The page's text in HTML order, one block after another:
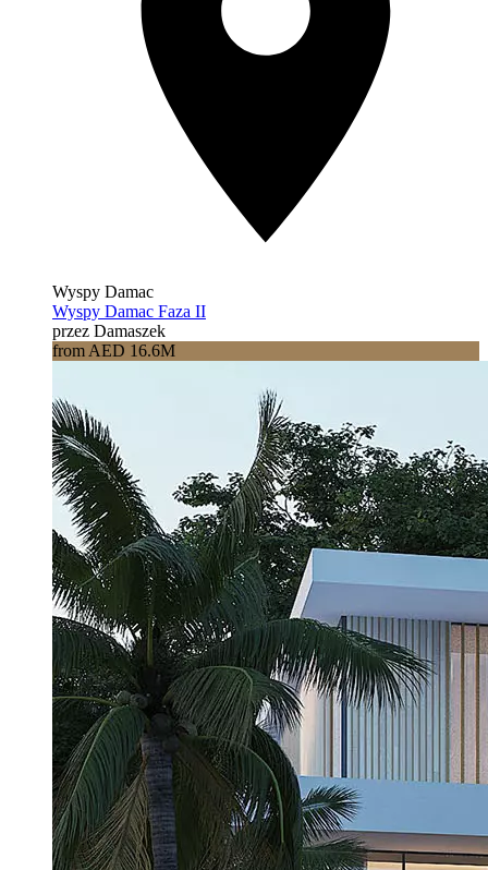
Wyspy Damac
Wyspy Damac Faza II
przez Damaszek
from AED 16.6M